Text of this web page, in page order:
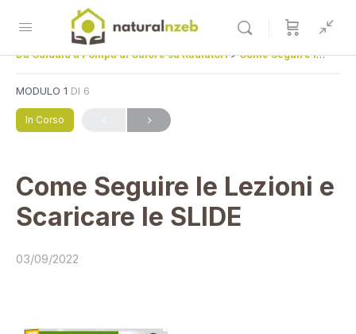
Da Caldaia a Pompa di Calore su Radiatori Come Seguire le Lezioni e Scaricare le SLIDE
MODULO 1 DI 6
In Corso
Come Seguire le Lezioni e
Scaricare le SLIDE
03/09/2022